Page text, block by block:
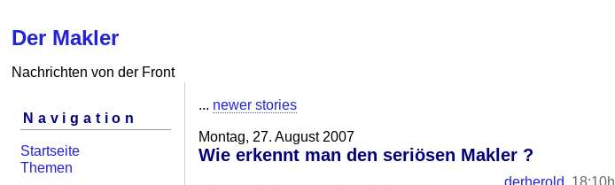
Der Makler
Nachrichten von der Front
Navigation
Startseite
Themen
... newer stories
Montag, 27. August 2007
Wie erkennt man den seriösen Makler ?
derherold, 18:10h